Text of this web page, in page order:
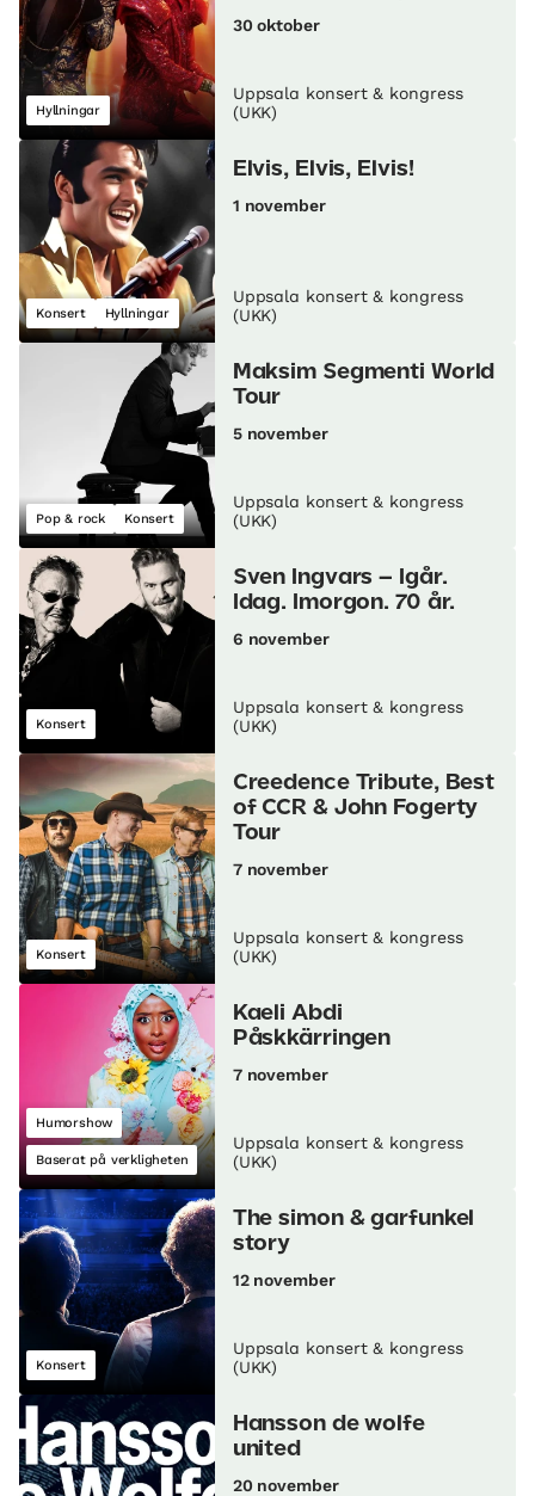
Hyllningar
30 oktober
Uppsala konsert & kongress
(UKK)
Konsert Hyllningar
Elvis, Elvis, Elvis!
1 november
Uppsala konsert & kongress
(UKK)
Pop & rock Konsert
Maksim Segmenti World
Tour
5 november
Uppsala konsert & kongress
(UKK)
Konsert
Sven Ingvars – Igår.
Idag. Imorgon. 70 år.
6 november
Uppsala konsert & kongress
(UKK)
Konsert
Creedence Tribute, Best
of CCR & John Fogerty
Tour
7 november
Uppsala konsert & kongress
(UKK)
Humorshow
Baserat på verkligheten
Kaeli Abdi
Påskkärringen
7 november
Uppsala konsert & kongress
(UKK)
Konsert
The simon & garfunkel
story
12 november
Uppsala konsert & kongress
(UKK)
Hansson de wolfe
united
20 november